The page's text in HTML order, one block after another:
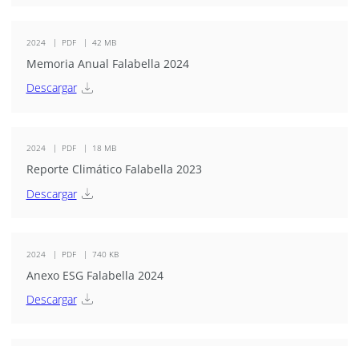
2024 PDF 42 MB
Memoria Anual Falabella 2024
Descargar
2024 PDF 18 MB
Reporte Climático Falabella 2023
Descargar
2024 PDF 740 KB
Anexo ESG Falabella 2024
Descargar